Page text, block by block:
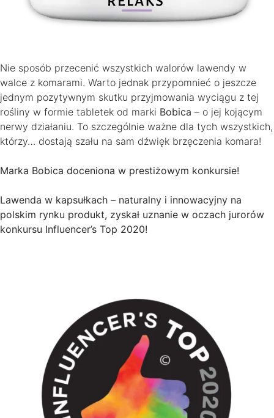
Nie sposób przecenić wszystkich walorów lawendy w
walce z komarami. Warto jednak przypomnieć o jeszcze
jednym pozytywnym skutku przyjmowania wyciągu z tej
rośliny w formie tabletek od marki Bobica – o jej kojącym
nerwy działaniu. To szczególnie ważne dla tych wszystkich,
którzy… dostają szału na sam dźwięk brzęczenia komara!
Marka Bobica doceniona w prestiżowym konkursie!
Lawenda w kapsułkach – naturalny i innowacyjny na
polskim rynku produkt, zyskał uznanie w oczach jurorów
konkursu Influencer’s Top 2020!